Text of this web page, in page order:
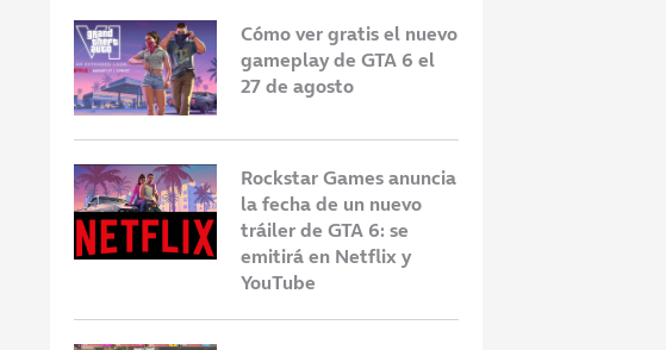
Cómo ver gratis el nuevo
gameplay de GTA 6 el
27 de agosto
Rockstar Games anuncia
la fecha de un nuevo
tráiler de GTA 6: se
emitirá en Netflix y
YouTube